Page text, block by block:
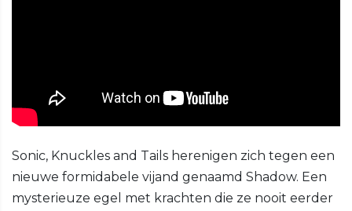
Sonic, Knuckles and Tails herenigen zich tegen een
nieuwe formidabele vijand genaamd Shadow. Een
mysterieuze egel met krachten die ze nooit eerder